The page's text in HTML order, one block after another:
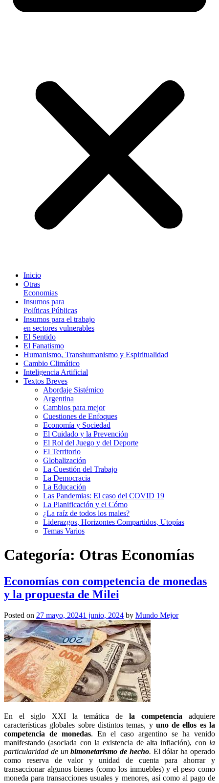
Inicio
Otras
Economias
Insumos para
Políticas Públicas
Insumos para el trabajo
en sectores vulnerables
El Sentido
El Fanatismo
Humanismo, Transhumanismo y Espiritualidad
Cambio Climático
Inteligencia Artificial
Textos Breves
Abordaje Sistémico
Argentina
Cambios para mejor
Cuestiones de Enfoques
Economía y Sociedad
El Cuidado y la Prevención
El Rol del Juego y del Deporte
El Territorio
Globalización
La Cuestión del Trabajo
La Democracia
La Educación
Las Pandemias: El caso del COVID 19
La Planificación y el Cómo
¿La raíz de todos los males?
Liderazgos, Horizontes Compartidos, Utopías
Temas Varios
Categoría: Otras Economías
Economías con competencia de monedas
y la propuesta de Milei
Posted on 27 mayo, 20241 junio, 2024 by Mundo Mejor
En el siglo XXI la temática dela competencia adquiere
características globales sobre distintos temas, y uno de ellos es la
competencia de monedas. En el caso argentino se ha venido
manifestando (asociada con la existencia de alta inflación), con la
particularidad de unbimonetarismo de hecho. El dólar ha operado
como reserva de valor y unidad de cuenta para ahorrar y
transaccionar algunos bienes (como los inmuebles) y el peso como
moneda para transacciones usuales y menores, así como al pago de